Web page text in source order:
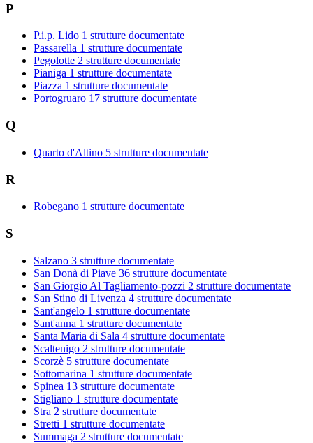
P
P.i.p. Lido 1 strutture documentate
Passarella 1 strutture documentate
Pegolotte 2 strutture documentate
Pianiga 1 strutture documentate
Piazza 1 strutture documentate
Portogruaro 17 strutture documentate
Q
Quarto d'Altino 5 strutture documentate
R
Robegano 1 strutture documentate
S
Salzano 3 strutture documentate
San Donà di Piave 36 strutture documentate
San Giorgio Al Tagliamento-pozzi 2 strutture documentate
San Stino di Livenza 4 strutture documentate
Sant'angelo 1 strutture documentate
Sant'anna 1 strutture documentate
Santa Maria di Sala 4 strutture documentate
Scaltenigo 2 strutture documentate
Scorzè 5 strutture documentate
Sottomarina 1 strutture documentate
Spinea 13 strutture documentate
Stigliano 1 strutture documentate
Stra 2 strutture documentate
Stretti 1 strutture documentate
Summaga 2 strutture documentate